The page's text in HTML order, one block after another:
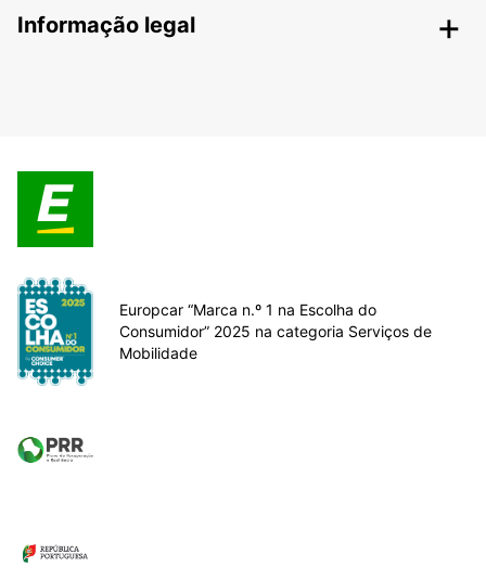
Informação legal
Europcar “Marca n.º 1 na Escolha do
Consumidor” 2025 na categoria Serviços de
Mobilidade